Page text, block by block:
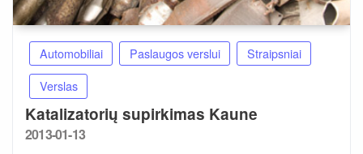
Automobiliai Paslaugos verslui
Straipsniai
Verslas
Katalizatorių supirkimas Kaune
Posted
2013-01-13